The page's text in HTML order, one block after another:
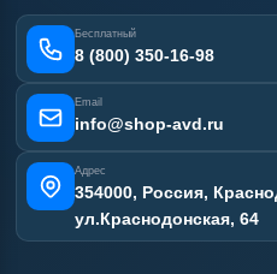
Получить скидку
Отзывы наших
Карта сайта
Бесплатный
8 (800) 350-16-98
Email
info@shop-avd.ru
Адрес
354000, Россия,
ул.Краснодонская, 64